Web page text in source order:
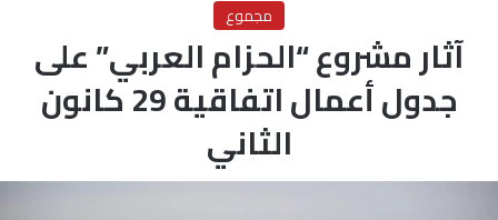
مجموع
آثار مشروع “الحزام العربي” على
جدول أعمال اتفاقية 29 كانون
الثاني